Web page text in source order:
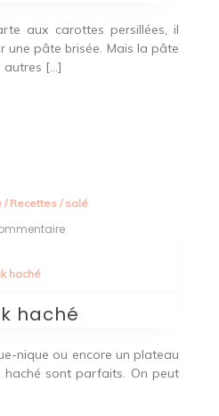
aux carottes persillées, il
pâte brisée. Mais la pâte
autres […]
/ Recettes/ salé
on
haché
haché
nique ou encore un plateau
haché sont parfaits. On peut